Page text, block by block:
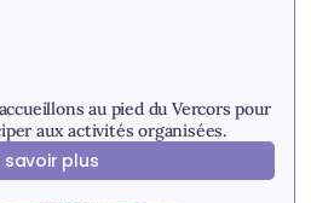
au pied du Vercors pour
aux activités organisées.
savoir plus